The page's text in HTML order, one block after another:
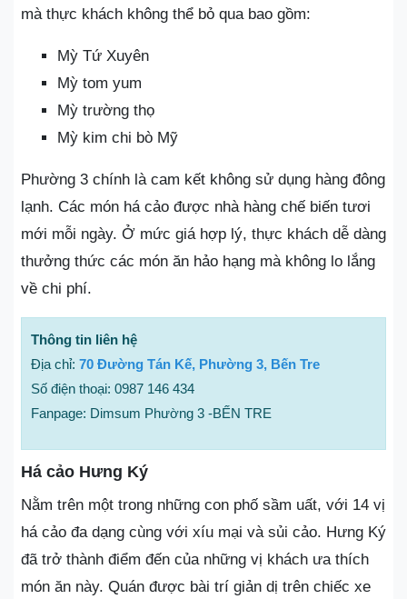
mà thực khách không thể bỏ qua bao gồm:
Mỳ Tứ Xuyên
Mỳ tom yum
Mỳ trường thọ
Mỳ kim chi bò Mỹ
Phường 3 chính là cam kết không sử dụng hàng đông
lạnh. Các món há cảo được nhà hàng chế biến tươi
mới mỗi ngày. Ở mức giá hợp lý, thực khách dễ dàng
thưởng thức các món ăn hảo hạng mà không lo lắng
về chi phí.
Thông tin liên hệ
Địa chỉ: 70 Đường Tán Kế, Phường 3, Bến Tre
Số điện thoại: 0987 146 434
Fanpage: Dimsum Phường 3 -BẾN TRE
Há cảo Hưng Ký
Nằm trên một trong những con phố sầm uất, với 14 vị
há cảo đa dạng cùng với xíu mại và sủi cảo. Hưng Ký
đã trở thành điểm đến của những vị khách ưa thích
món ăn này. Quán được bài trí giản dị trên chiếc xe